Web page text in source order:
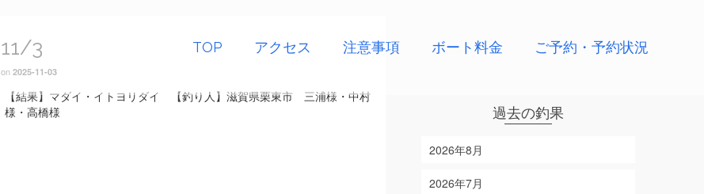
TOP アクセス 注意事項 ボート料金 ご予約・予約状況
11/3
on 2025-11-03
【結果】マダイ・イトヨリダイ 【釣り人】滋賀県栗東市 三浦様・中村
様・高橋様
過去の釣果
2026年8月
2026年7月